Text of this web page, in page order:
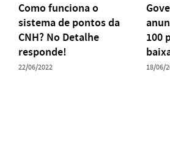
Como funciona o
sistema de pontos da
CNH? No Detalhe
responde!
22/06/2022
100
18/06/